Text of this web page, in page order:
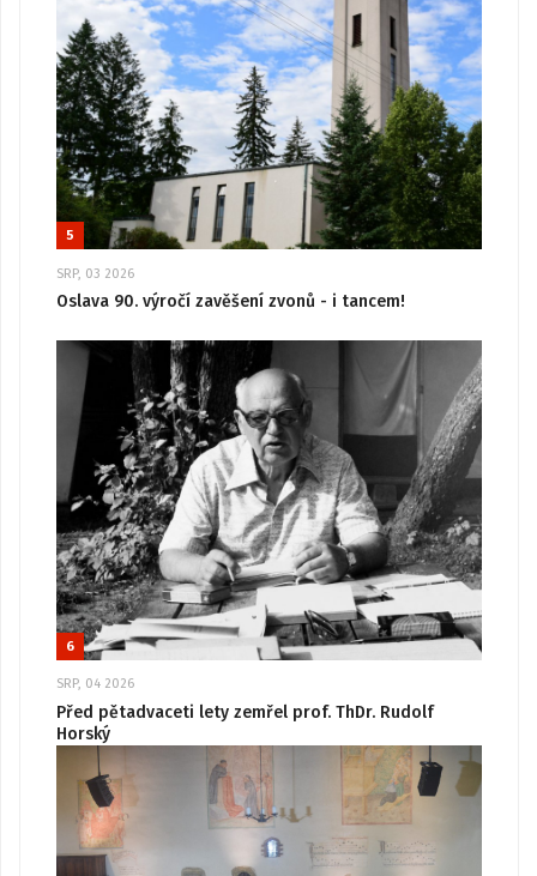
5
SRP, 03 2026
Oslava 90. výročí zavěšení zvonů - i tancem!
6
SRP, 04 2026
Před pětadvaceti lety zemřel prof. ThDr. Rudolf
Horský